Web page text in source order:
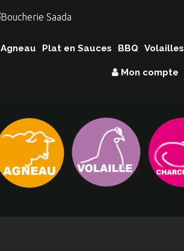
Agneau Plat en Sauces BBQ Volailles
Mon compte